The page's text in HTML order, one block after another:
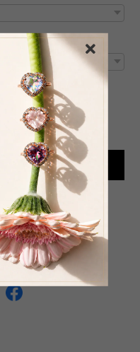
ムジャパン)
available
の方向け